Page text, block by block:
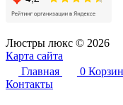
Люстры люкс © 2026
Карта сайта
Главная
0
Контакты